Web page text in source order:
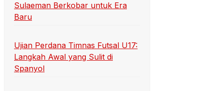
Sulaeman Berkobar untuk Era
Baru
Ujian Perdana Timnas Futsal U17:
Langkah Awal yang Sulit di
Spanyol